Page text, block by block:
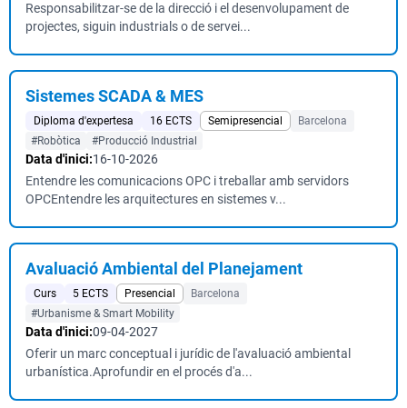
Responsabilitzar-se de la direcció i el desenvolupament de
projectes, siguin industrials o de servei...
Sistemes SCADA & MES
Diploma d'expertesa 16 ECTS Semipresencial
Barcelona
#Robòtica
#Producció Industrial
Data d'inici:16-10-2026
Entendre les comunicacions OPC i treballar amb servidors
OPCEntendre les arquitectures en sistemes v...
Avaluació Ambiental del Planejament
Curs 5 ECTS Presencial
Barcelona
#Urbanisme & Smart Mobility
Data d'inici:09-04-2027
Oferir un marc conceptual i jurídic de l'avaluació ambiental
urbanística.Aprofundir en el procés d'a...